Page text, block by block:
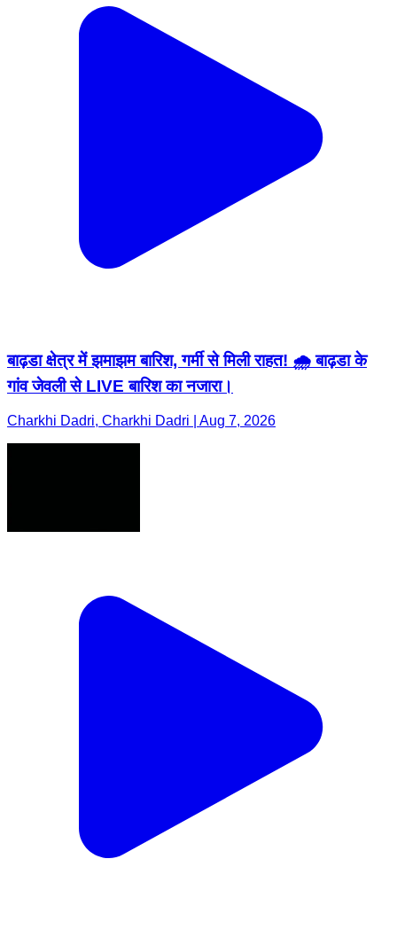
बाढ़डा क्षेत्र में झमाझम बारिश, गर्मी से मिली राहत! 🌧️ बाढ़डा के
गांव जेवली से LIVE बारिश का नजारा।
Charkhi Dadri, Charkhi Dadri | Aug 7, 2026